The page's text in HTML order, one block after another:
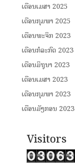
ເດືອນເມສາ 2025
ເດືອນກຸມພາ 2025
ເດືອນພະຈິກ 2023
ເດືອນກໍລະກົດ 2023
ເດືອນມິຖຸນາ 2023
ເດືອນເມສາ 2023
ເດືອນກຸມພາ 2023
ເດືອນມັງກອນ 2023
Visitors